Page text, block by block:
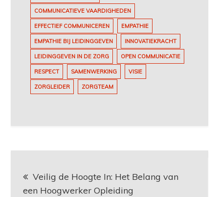
COMMUNICATIEVE VAARDIGHEDEN
EFFECTIEF COMMUNICEREN EMPATHIE
EMPATHIE BIJ LEIDINGGEVEN INNOVATIEKRACHT
LEIDINGGEVEN IN DE ZORG OPEN COMMUNICATIE
RESPECT SAMENWERKING VISIE
ZORGLEIDER ZORGTEAM
Veilig de Hoogte In: Het Belang van
een Hoogwerker Opleiding